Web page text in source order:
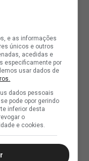
e as informações
únicos e outros
acedidas e
especificamente por
usar dados de
dados pessoais
pode opor gerindo
inferior desta
o
e cookies.